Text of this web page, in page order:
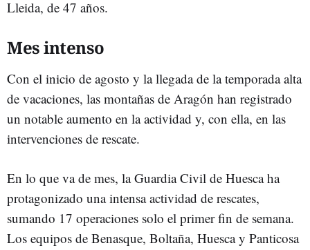
Lleida, de 47 años.
Mes intenso
Con el inicio de agosto y la llegada de la temporada alta
de vacaciones, las montañas de Aragón han registrado
un notable aumento en la actividad y, con ella, en las
intervenciones de rescate.
En lo que va de mes, la Guardia Civil de Huesca ha
protagonizado una intensa actividad de rescates,
sumando 17 operaciones solo el primer fin de semana.
Los equipos de Benasque, Boltaña, Huesca y Panticosa